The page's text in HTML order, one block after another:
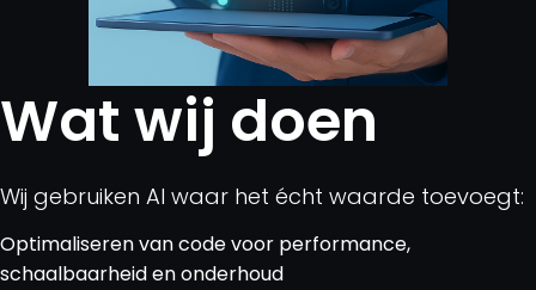
Wat wij doen
Wij gebruiken AI waar het écht waarde toevoegt:
Optimaliseren van code voor performance,
schaalbaarheid en onderhoud